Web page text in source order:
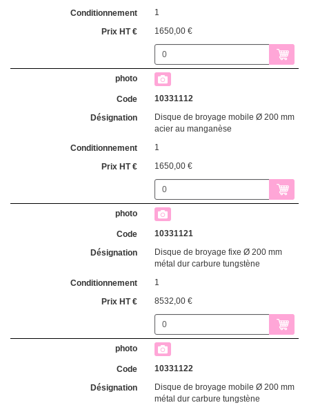
1
1650,00 €
10331112
Disque de broyage mobile Ø 200 mm
acier au manganèse
1
1650,00 €
10331121
Disque de broyage fixe Ø 200 mm
métal dur carbure tungstène
1
8532,00 €
10331122
Disque de broyage mobile Ø 200 mm
métal dur carbure tungstène